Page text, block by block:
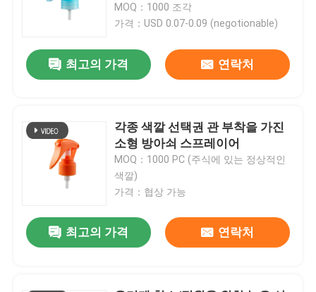
MOQ：1000 조각
가격：USD 0.07-0.09 (negotionable)
최고의 가격 연락처
각종 색깔 선택권 관 부착을 가진
소형 방아쇠 스프레이어
MOQ：1000 PC (주식에 있는 정상적인
색깔)
가격：협상 가능
최고의 가격 연락처